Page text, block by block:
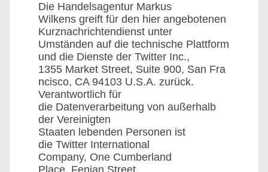
Die Handelsagentur Markus
Wilkens greift für den hier angebotenen
Kurznachrichtendienst unter
Umständen auf die technische Plattform
und die Dienste der Twitter Inc.,
1355 Market Street, Suite 900, San Fra
ncisco, CA 94103 U.S.A. zurück.
Verantwortlich für
die Datenverarbeitung von außerhalb
der Vereinigten
Staaten lebenden Personen ist
die Twitter International
Company, One Cumberland